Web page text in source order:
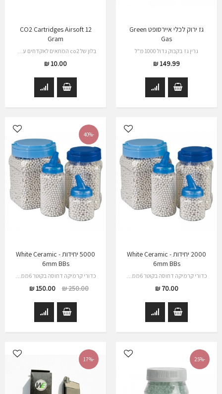
גז ירוק לכלי איירסופט Green
Gas
גרין גז בקבוק גדול 1000 מ"ל
149.99 ₪
CO2 Cartridges Airsoft 12
Gram
10.00 ₪
2000 יחידות - White Ceramic
6mm BBs
70.00 ₪
-40%
5000 יחידות - White Ceramic
6mm BBs
250.00 ₪
150.00 ₪
-25%
-17%